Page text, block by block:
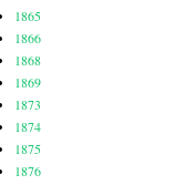
1865
1866
1868
1869
1873
1874
1875
1876